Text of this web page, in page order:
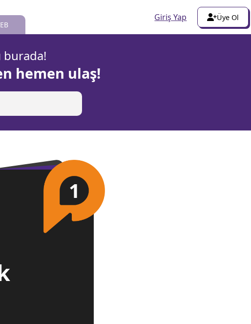
Giriş Yap Üye Ol
burada!
hemen ulaş!
1